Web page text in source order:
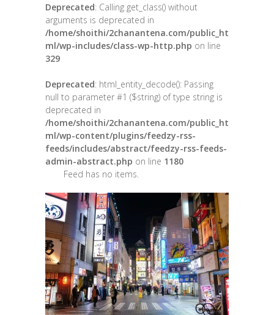
Deprecated: Calling get_class() without
arguments is deprecated in
/home/shoithi/2chanantena.com/public_ht
ml/wp-includes/class-wp-http.php on line
329
Deprecated: html_entity_decode(): Passing
null to parameter #1 ($string) of type string is
deprecated in
/home/shoithi/2chanantena.com/public_ht
ml/wp-content/plugins/feedzy-rss-
feeds/includes/abstract/feedzy-rss-feeds-
admin-abstract.php on line 1180
Feed has no items.